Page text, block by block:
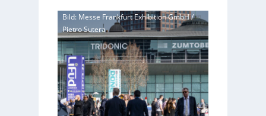
Bild: Messe Frankfurt Exhibition GmbH /
Pietro Sutera